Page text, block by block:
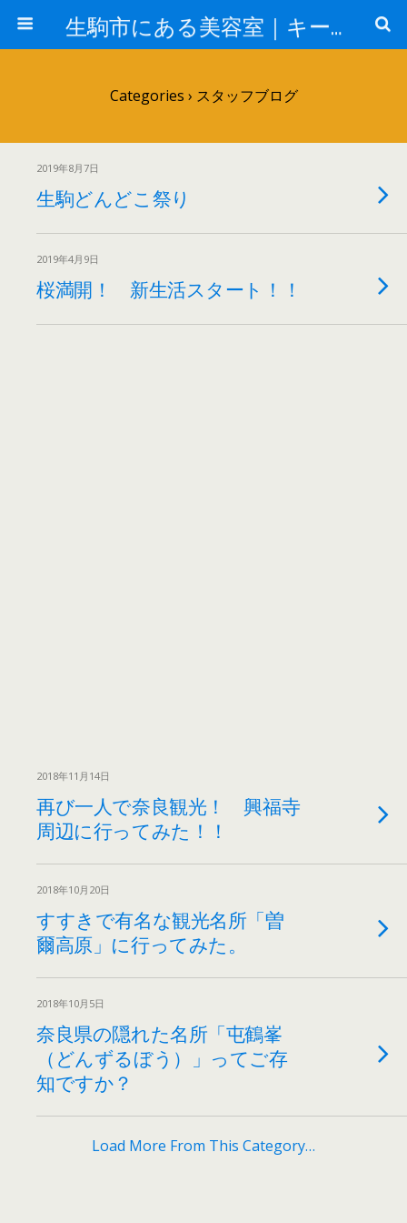
生駒市にある美容室｜キールヘアー
Categories › スタッフブログ
2019年8月7日
生駒どんどこ祭り
2019年4月9日
桜満開！ 新生活スタート！！
2018年11月14日
再び一人で奈良観光！ 興福寺
周辺に行ってみた！！
2018年10月20日
すすきで有名な観光名所「曽
爾高原」に行ってみた。
2018年10月5日
奈良県の隠れた名所「屯鶴峯
（どんずるぼう）」ってご存
知ですか？
Load More From This Category…